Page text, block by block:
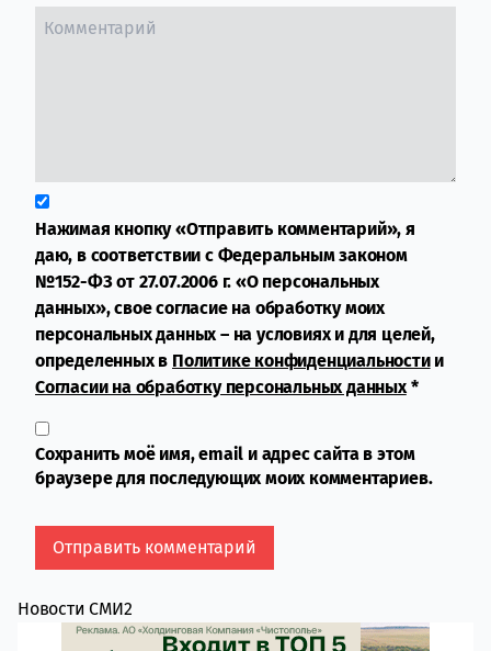
Нажимая кнопку «Отправить комментарий», я
даю, в соответствии с Федеральным законом
№152-ФЗ от 27.07.2006 г. «О персональных
данных», свое согласие на обработку моих
персональных данных – на условиях и для целей,
определенных в Политике конфиденциальностии
Согласии на обработку персональных данных*
Сохранить моё имя, email и адрес сайта в этом
браузере для последующих моих комментариев.
Новости СМИ2